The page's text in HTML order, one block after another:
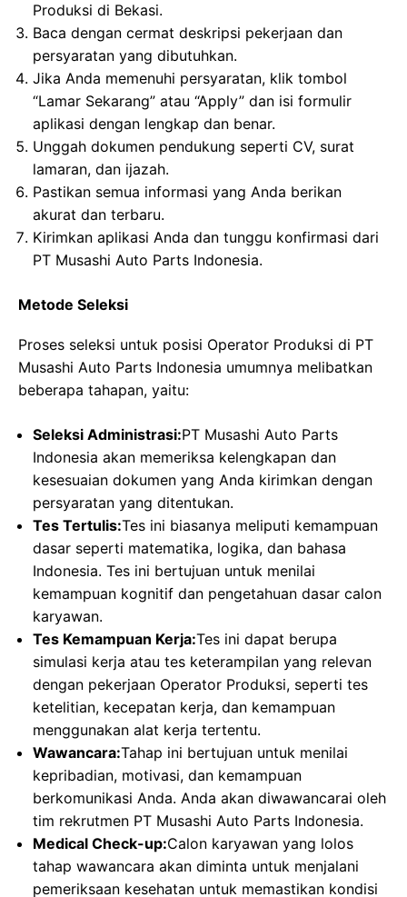
Produksi di Bekasi.
Baca dengan cermat deskripsi pekerjaan dan
persyaratan yang dibutuhkan.
Jika Anda memenuhi persyaratan, klik tombol
“Lamar Sekarang” atau “Apply” dan isi formulir
aplikasi dengan lengkap dan benar.
Unggah dokumen pendukung seperti CV, surat
lamaran, dan ijazah.
Pastikan semua informasi yang Anda berikan
akurat dan terbaru.
Kirimkan aplikasi Anda dan tunggu konfirmasi dari
PT Musashi Auto Parts Indonesia.
Metode Seleksi
Proses seleksi untuk posisi Operator Produksi di PT
Musashi Auto Parts Indonesia umumnya melibatkan
beberapa tahapan, yaitu:
Seleksi Administrasi:PT Musashi Auto Parts
Indonesia akan memeriksa kelengkapan dan
kesesuaian dokumen yang Anda kirimkan dengan
persyaratan yang ditentukan.
Tes Tertulis:Tes ini biasanya meliputi kemampuan
dasar seperti matematika, logika, dan bahasa
Indonesia. Tes ini bertujuan untuk menilai
kemampuan kognitif dan pengetahuan dasar calon
karyawan.
Tes Kemampuan Kerja:Tes ini dapat berupa
simulasi kerja atau tes keterampilan yang relevan
dengan pekerjaan Operator Produksi, seperti tes
ketelitian, kecepatan kerja, dan kemampuan
menggunakan alat kerja tertentu.
Wawancara:Tahap ini bertujuan untuk menilai
kepribadian, motivasi, dan kemampuan
berkomunikasi Anda. Anda akan diwawancarai oleh
tim rekrutmen PT Musashi Auto Parts Indonesia.
Medical Check-up:Calon karyawan yang lolos
tahap wawancara akan diminta untuk menjalani
pemeriksaan kesehatan untuk memastikan kondisi